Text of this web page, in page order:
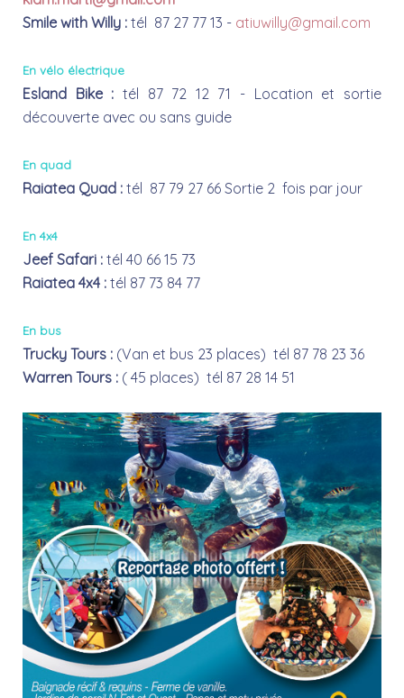
Smile with Willy : tél 87 27 77 13 - atiuwilly@gmail.com
En vélo électrique
Esland Bike : tél 87 72 12 71 - Location et sortie
découverte avec ou sans guide
En quad
Raiatea Quad : tél 87 79 27 66 Sortie 2 fois par jour
En 4x4
Jeef Safari : tél 40 66 15 73
Raiatea 4x4 : tél 87 73 84 77
En bus
Trucky Tours : (Van et bus 23 places) tél 87 78 23 36
Warren Tours : ( 45 places) tél 87 28 14 51